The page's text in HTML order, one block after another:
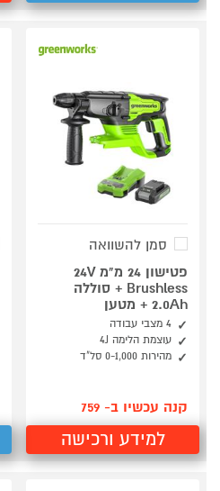
סמן להשוואה
פטישון 24 מ"מ 24V
Brushless + סוללה
2.0Ah + מטען
4 מצבי עבודה
עוצמת הלימה 4J
מהירות 0-1,000 סל"ד
קנה עכשיו ב- 759
למידע ורכישה